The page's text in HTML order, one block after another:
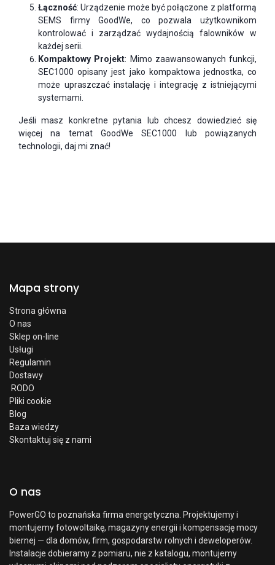
Łączność: Urządzenie może być połączone z platformą
SEMS firmy GoodWe, co pozwala użytkownikom
kontrolować i zarządzać wydajnością falowników w
każdej serii.
Kompaktowy Projekt: Mimo zaawansowanych funkcji,
SEC1000 opisany jest jako kompaktowa jednostka, co
może upraszczać instalację i integrację z istniejącymi
systemami.
Jeśli masz konkretne pytania lub chcesz dowiedzieć się
więcej na temat GoodWe SEC1000 lub powiązanych
technologii, daj mi znać!
Mapa strony
Strona główna
O nas
Sklep on-line
Usługi
Regulamin
Dostawy
RODO
Pliki cookie
Blog
Baza wiedzy
Skontaktuj się z nami
O nas
PowerGO to poznańska firma energetyczna. Projektujemy i
montujemy fotowoltaikę, magazyny energii i kompensację mocy
biernej — dla domów, firm, gospodarstw rolnych i deweloperów.
Instalacje dobieramy z pomiaru, nie z katalogu, montujemy